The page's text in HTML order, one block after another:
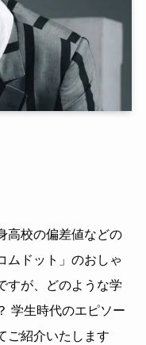
高校の偏差値などの
ムドット」のおしゃ
すが、どのような学
学生時代のエピソー
ご紹介いたします